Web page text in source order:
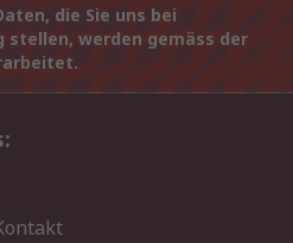
die Sie uns bei
stellen, werden gemäss der